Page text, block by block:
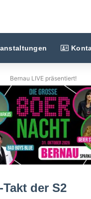
Bernau LIVE präsentiert!
der S2